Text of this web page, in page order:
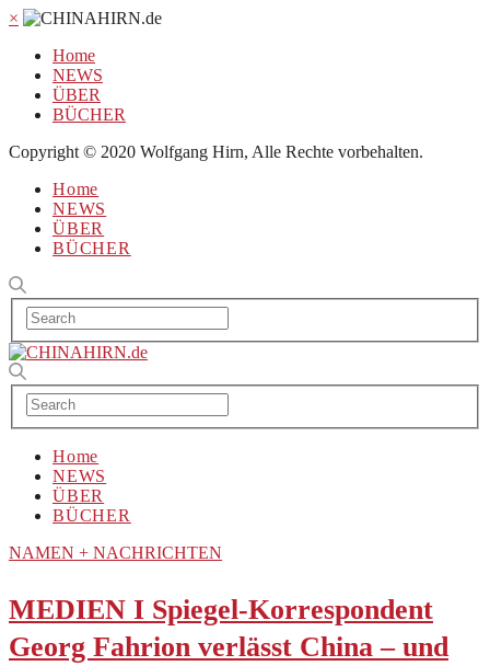
×
Home
NEWS
ÜBER
BÜCHER
Copyright © 2020 Wolfgang Hirn, Alle Rechte vorbehalten.
Home
NEWS
ÜBER
BÜCHER
Home
NEWS
ÜBER
BÜCHER
NAMEN + NACHRICHTEN
MEDIEN I Spiegel-Korrespondent
Georg Fahrion verlässt China – und